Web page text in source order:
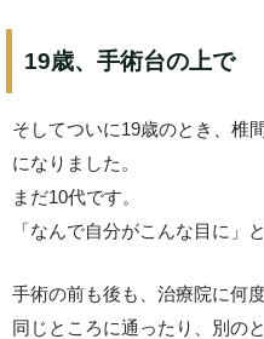
19歳、手術台の上で
そしてついに19歳のとき、椎
になりました。
まだ10代です。
「なんで自分がこんな目に」
手術の前も後も、治療院に何
同じところに通ったり、別の